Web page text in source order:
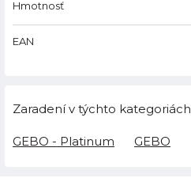
Hmotnosť
EAN
Zaradení v týchto kategoriách
GEBO - Platinum GEBO